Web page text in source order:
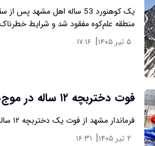
یک کوهنورد 53 ساله اهل
منطقه علم‌کوه مفقود شد و شرایط
۵ تیر ۱۴۰۵ | ۱۷:۱۶
فوت دختربچه ۱۲ ساله در موج‌های آبی مشهد
فرماندار مشهد از فوت یک دختربچه ۱۲ ساله در مجتمع موج‌های آبی مشهد خبر داد.
۲ تیر ۱۴۰۵ | ۱۶:۳۱